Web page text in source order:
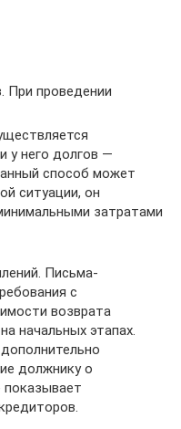
При проведении
у него долгов —
способ может
ситуации, он
затратами
Письма-
с
возврата
начальных этапах.
должнику о